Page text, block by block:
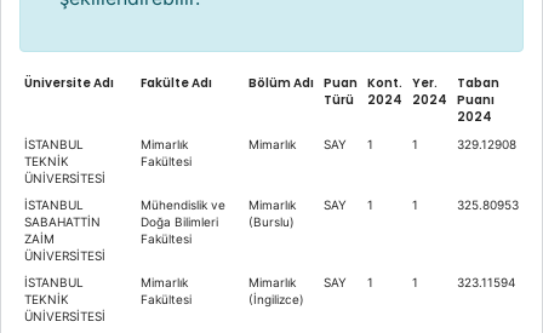
Üniversite Adı Fakülte Adı Bölüm Adı Puan
Türü
Kont.
2024
Yer.
2024
Taban
Puanı
2024
İSTANBUL
TEKNİK
ÜNİVERSİTESİ
Mimarlık
Fakültesi
Mimarlık SAY 1 1 329.12908
İSTANBUL
SABAHATTİN
ZAİM
ÜNİVERSİTESİ
Mühendislik ve
Doğa Bilimleri
Fakültesi
Mimarlık
(Burslu)
SAY 1 1 325.80953
İSTANBUL
TEKNİK
ÜNİVERSİTESİ
Mimarlık
Fakültesi
Mimarlık
(İngilizce)
SAY 1 1 323.11594